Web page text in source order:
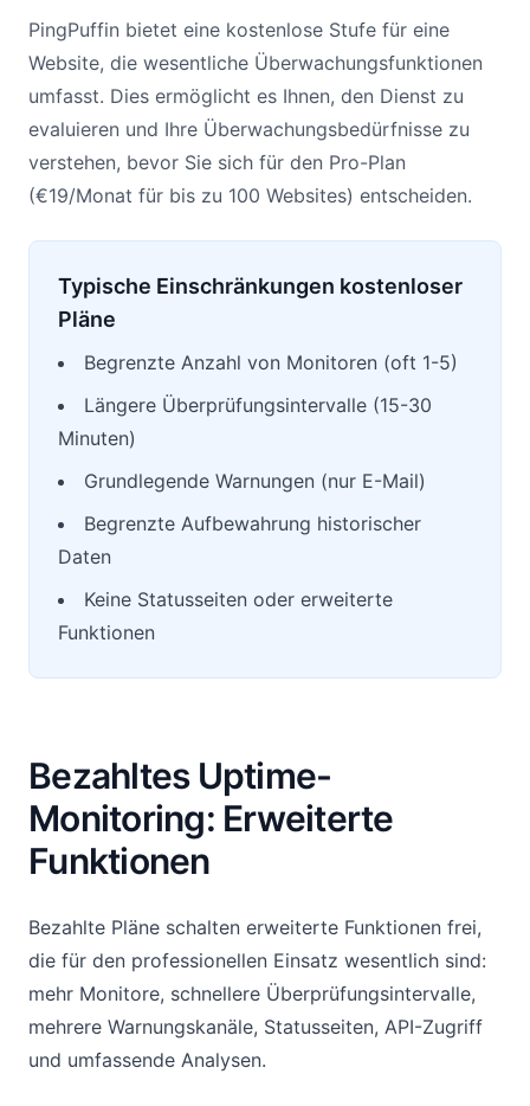
PingPuffin bietet eine kostenlose Stufe für eine
Website, die wesentliche Überwachungsfunktionen
umfasst. Dies ermöglicht es Ihnen, den Dienst zu
evaluieren und Ihre Überwachungsbedürfnisse zu
verstehen, bevor Sie sich für den Pro-Plan
(€19/Monat für bis zu 100 Websites) entscheiden.
Typische Einschränkungen kostenloser
Pläne
Begrenzte Anzahl von Monitoren (oft 1-5)
Längere Überprüfungsintervalle (15-30
Minuten)
Grundlegende Warnungen (nur E-Mail)
Begrenzte Aufbewahrung historischer
Daten
Keine Statusseiten oder erweiterte
Funktionen
Bezahltes Uptime-
Monitoring: Erweiterte
Funktionen
Bezahlte Pläne schalten erweiterte Funktionen frei,
die für den professionellen Einsatz wesentlich sind:
mehr Monitore, schnellere Überprüfungsintervalle,
mehrere Warnungskanäle, Statusseiten, API-Zugriff
und umfassende Analysen.